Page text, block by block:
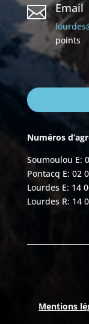
 Email
points
Numéros
Soumoulou E:
Pontacq E: 02
Lourdes E: 14
Lourdes R: 14
Mentions